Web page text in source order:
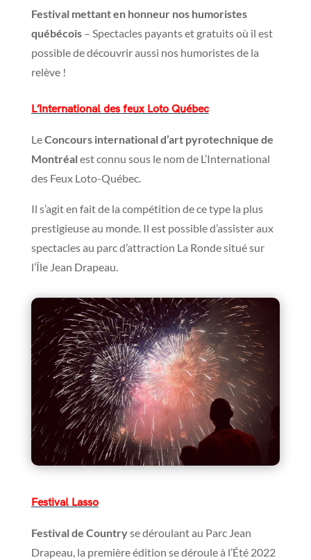
Festival mettant en honneur nos humoristes
québécois– Spectacles payants et gratuits où il est
possible de découvrir aussi nos humoristes de la
relève !
L’International des feux Loto Québec
LeConcours international d’art pyrotechnique de
Montréalest connu sous le nom de L’International
des Feux Loto-Québec.
Il s’agit en fait de la compétition de ce type la plus
prestigieuse au monde. Il est possible d’assister aux
spectacles au parc d’attraction La Ronde situé sur
l’Île Jean Drapeau.
Festival Lasso
Festival de Countryse déroulant au Parc Jean
Drapeau, la première édition se déroule à l’Été 2022